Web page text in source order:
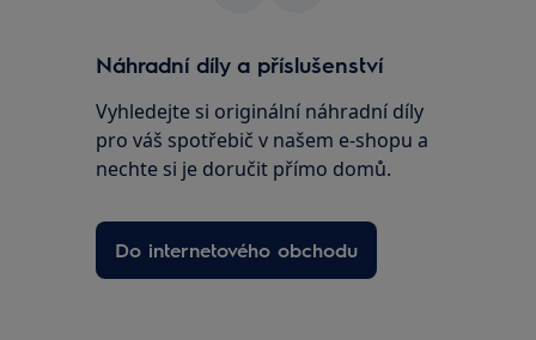
Náhradní díly a příslušenství
Vyhledejte si originální náhradní díly
pro váš spotřebič v našem e-shopu a
nechte si je doručit přímo domů.
Do internetového obchodu